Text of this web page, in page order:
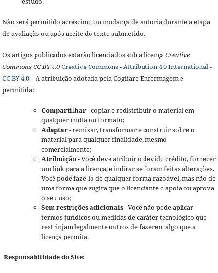
Não será permitido acréscimo ou mudança de autoria durante a etapa
de avaliação ou após aceite do texto submetido.
Os artigos publicados estarão licenciados sob a licença Creative
Commons CC BY 4.0Creative Commons - Attribution 4.0 International -
CC BY 4.0– A atribuição adotada pela Cogitare Enfermagem é
permitida:
Compartilhar- copiar e redistribuir o material em
qualquer mídia ou formato;
Adaptar- remixar, transformar e construir sobre o
material para qualquer finalidade, mesmo
comercialmente;
Atribuição- Você deve atribuir o devido crédito, fornecer
um link para a licença, e indicar se foram feitas alterações.
Você pode fazê-lo de qualquer forma razoável, mas não de
uma forma que sugira que o licenciante o apoia ou aprova
o seu uso;
Sem restrições adicionais- Você não pode aplicar
termos jurídicos ou medidas de caráter tecnológico que
restrinjam legalmente outros de fazerem algo que a
licença permita.
Responsabilidade do Site: